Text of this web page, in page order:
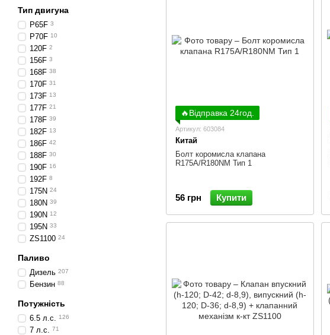
🔥Відправка 24год.
Артикул: 603084
Китай
Болт коромисла клапана
R175A/R180NM Тип 1
56 грн Купити
Тип двигуна
P65F 3
P70F 10
120F 2
156F 3
168F 38
170F 31
173F 13
177F 21
178F 39
182F 13
186F 42
188F 30
190F 16
192F 8
175N 24
180N 39
190N 12
195N 33
ZS1100 24
Паливо
Дизель 207
Бензин 88
Потужність
6.5 л.с. 126
7 л.с. 71